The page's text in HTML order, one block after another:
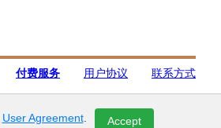
付费服务 用户协议 联系方式
User Agreement. Accept